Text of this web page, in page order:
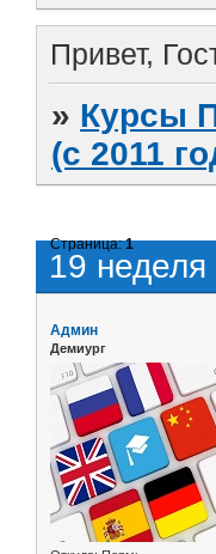
Привет,
» Курсы
(с 2011
19
Страница:1
Админ
Демиург